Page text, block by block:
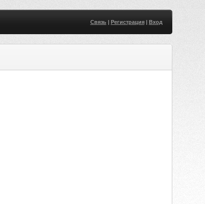
Связь| Регистрация| Вход